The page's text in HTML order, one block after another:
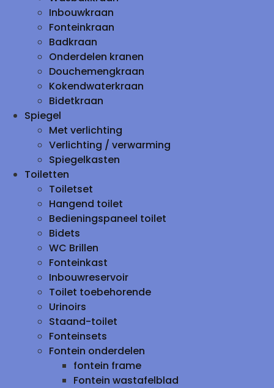
Inbouwkraan
Fonteinkraan
Badkraan
Onderdelen kranen
Douchemengkraan
Kokendwaterkraan
Bidetkraan
Spiegel
Met verlichting
Verlichting / verwarming
Spiegelkasten
Toiletten
Toiletset
Hangend toilet
Bedieningspaneel toilet
Bidets
WC Brillen
Fonteinkast
Inbouwreservoir
Toilet toebehorende
Urinoirs
Staand-toilet
Fonteinsets
Fontein onderdelen
fontein frame
Fontein wastafelblad